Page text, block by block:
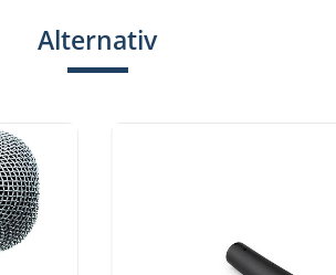
Alternativ